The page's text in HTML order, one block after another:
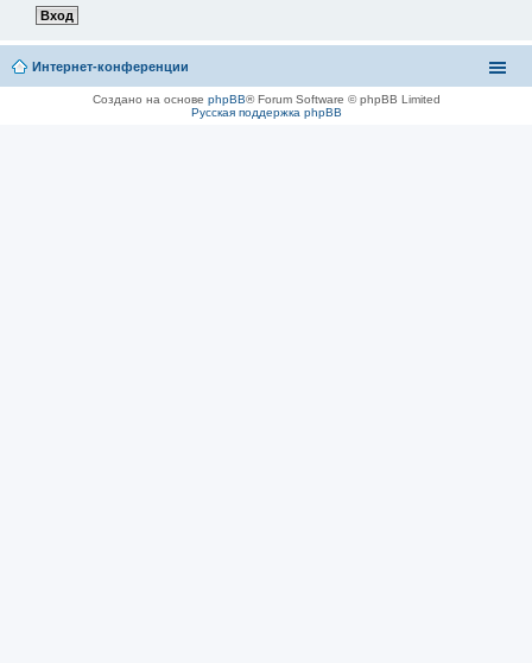
Интернет-конференции
Создано на основе phpBB® Forum Software © phpBB Limited
Русская поддержка phpBB